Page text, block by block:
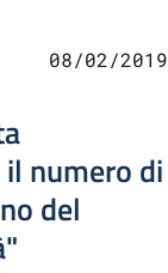
08/02/2019
numero di
del